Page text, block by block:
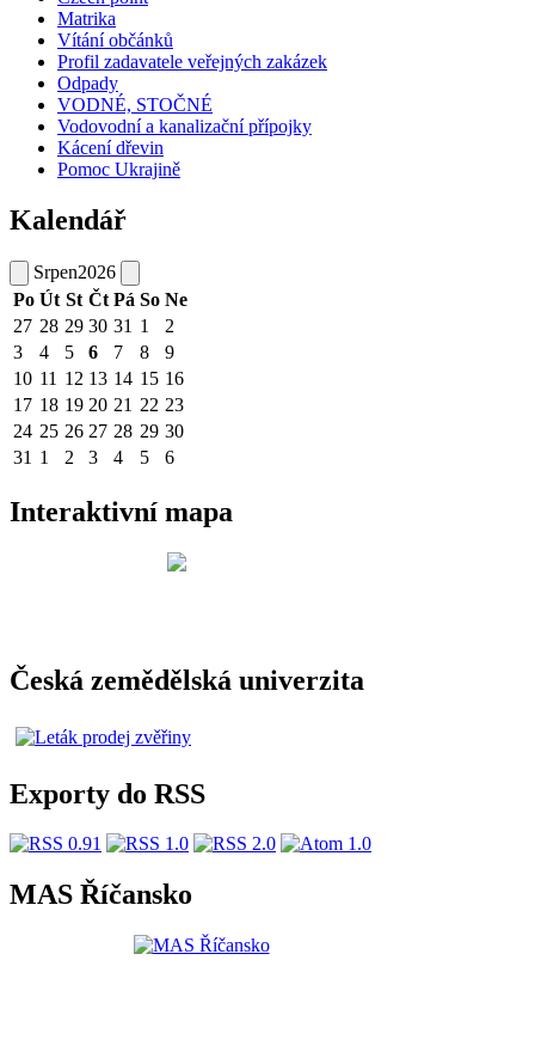
Matrika
Vítání občánků
Profil zadavatele veřejných zakázek
Odpady
VODNÉ, STOČNÉ
Vodovodní a kanalizační přípojky
Kácení dřevin
Pomoc Ukrajině
Kalendář
Srpen2026
Po Út St Čt Pá So Ne
27 28 29 30 31 1
2
3
4 5 6 7 8
9
10 11 12 13 14 15 16
17 18 19 20 21 22 23
24 25 26 27 28 29 30
31 1 2 3 4 5 6
Interaktivní mapa
Česká zemědělská univerzita
Exporty do RSS
MAS Říčansko